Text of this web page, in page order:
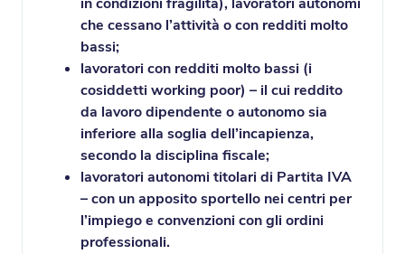
che cessano l’attività o con redditi molto
bassi;
lavoratori con redditi molto bassi (i
cosiddetti working poor) – il cui reddito
da lavoro dipendente o autonomo sia
inferiore alla soglia dell’incapienza,
secondo la disciplina fiscale;
lavoratori autonomi titolari di Partita IVA
– con un apposito sportello nei centri per
l’impiego e convenzioni con gli ordini
professionali.